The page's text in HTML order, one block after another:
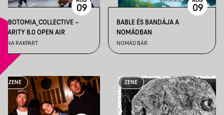
LOBOTOMIA_COLLECTIVE –
CLARITY 8.0 OPEN AIR
TUNA RAKPART
09
BABLE ÉS BANDÁJA A
NOMÁDBAN
NOMÁD BÁR
09
ZENE ZENE